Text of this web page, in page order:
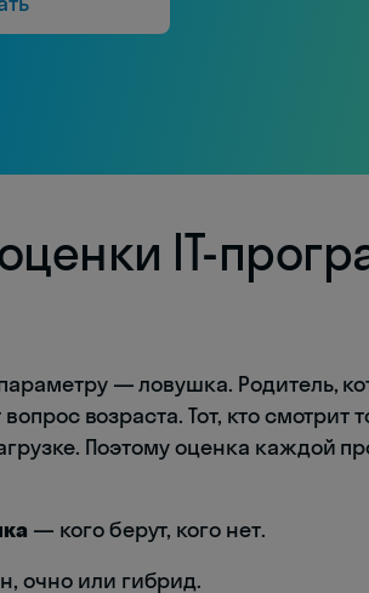
IT-
— ловушка. Родитель,
возраста. Тот, кто смотрит
Поэтому оценка каждой
— кого берут, кого нет.
очно или гибрид.